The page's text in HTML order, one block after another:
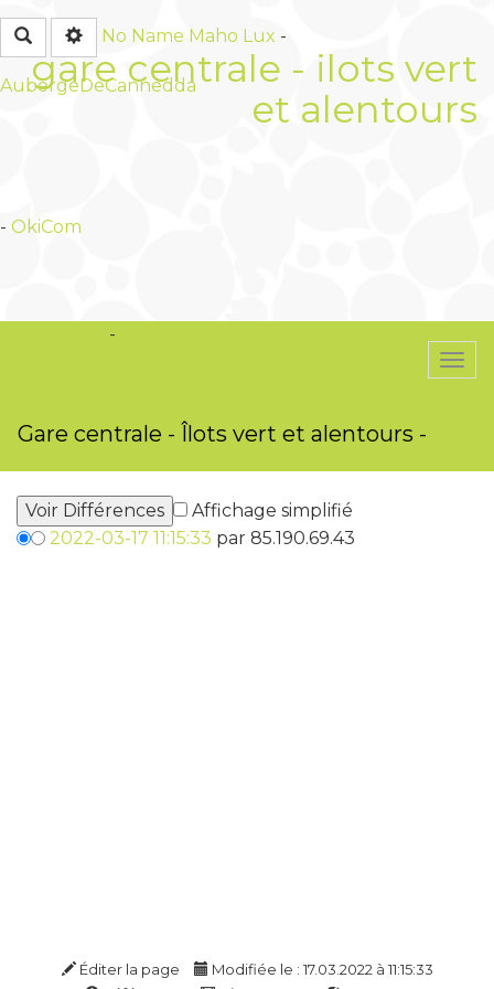
RechercherNo Name Maho Lux -
AubergeDeCannedda
gare centrale - ilots vert
et alentours
- OkiCom
Gare centrale - Îlots vert et alentours -
-
Affichage simplifié
2022-03-17 11:15:33 par 85.190.69.43
Éditer la page
Modifiée le : 17.03.2022 à 11:15:33